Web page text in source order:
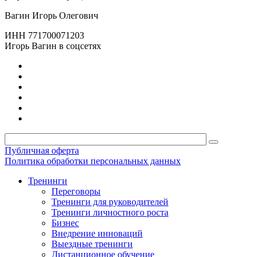
Вагин Игорь Олегович
ИНН 771700071203
Игорь Вагин в соцсетях
Публичная оферта
Политика обработки персональных данных
Тренинги
Переговоры
Тренинги для руководителей
Тренинги личностного роста
Бизнес
Внедрение инноваций
Выездные тренинги
Дистанционное обучение